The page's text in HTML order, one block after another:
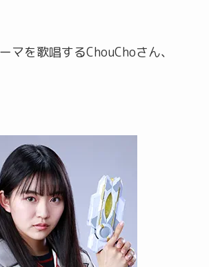
マを歌唱するChouChoさん、